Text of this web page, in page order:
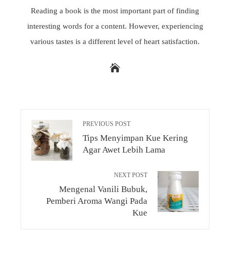
Reading a book is the most important part of finding
interesting words for a content. However, experiencing
various tastes is a different level of heart satisfaction.
PREVIOUS POST
Tips Menyimpan Kue Kering
Agar Awet Lebih Lama
NEXT POST
Mengenal Vanili Bubuk,
Pemberi Aroma Wangi Pada
Kue